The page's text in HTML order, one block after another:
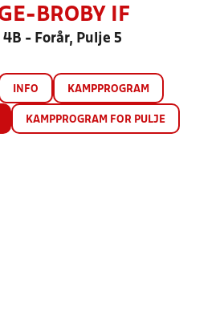
BROBY IF
4B - Forår, Pulje 5
INFO KAMPPROGRAM
KAMPPROGRAM FOR PULJE